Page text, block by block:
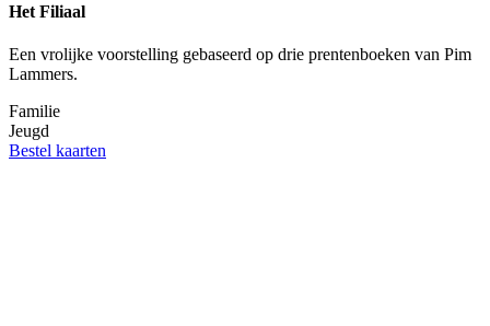
Het Filiaal
Een vrolijke voorstelling gebaseerd op drie prentenboeken van Pim
Lammers.
Familie
Jeugd
Bestel kaarten